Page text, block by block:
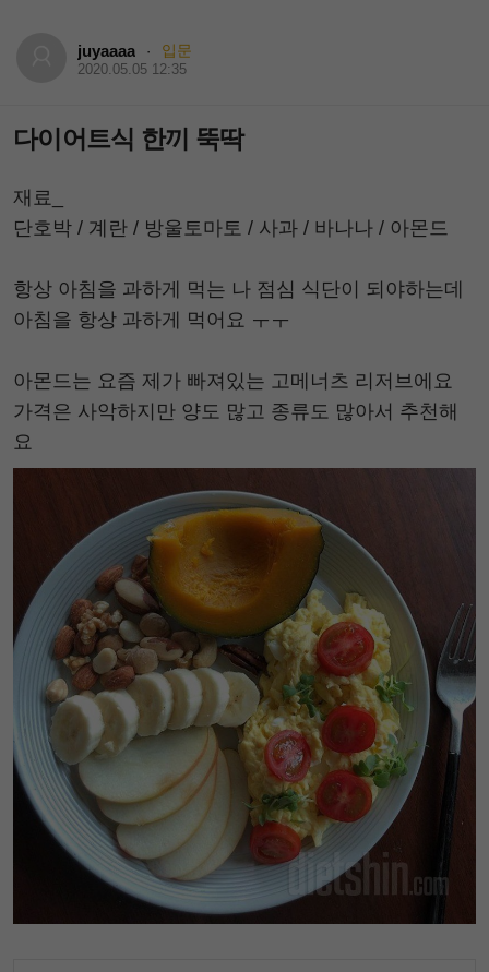
juyaaaa · 입문
2020.05.05 12:35
다이어트식 한끼 뚝딱
재료_
단호박 / 계란 / 방울토마토 / 사과 / 바나나 / 아몬드
항상 아침을 과하게 먹는 나 점심 식단이 되야하는데
아침을 항상 과하게 먹어요 ㅜㅜ
아몬드는 요즘 제가 빠져있는 고메너츠 리저브에요
가격은 사악하지만 양도 많고 종류도 많아서 추천해
요